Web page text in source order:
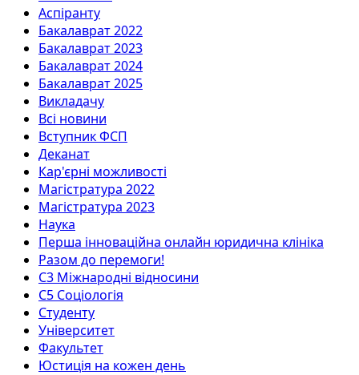
Аспіранту
Бакалаврат 2022
Бакалаврат 2023
Бакалаврат 2024
Бакалаврат 2025
Викладачу
Всі новини
Вступник ФСП
Деканат
Кар'єрні можливості
Магістратура 2022
Магістратура 2023
Наука
Перша інноваційна онлайн юридична клініка
Разом до перемоги!
С3 Міжнародні відносини
С5 Соціологія
Студенту
Університет
Факультет
Юстиція на кожен день